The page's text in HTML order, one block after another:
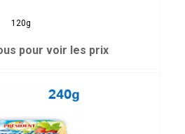
120g
pour voir les prix